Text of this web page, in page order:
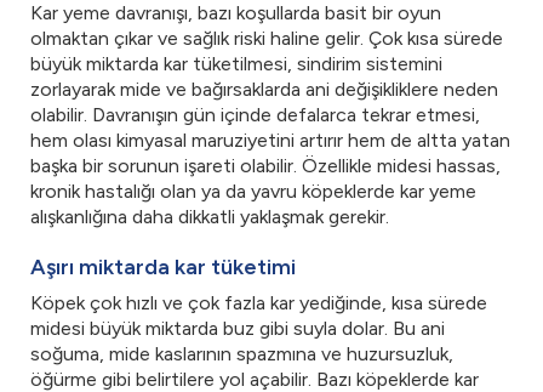
Kar yeme davranışı, bazı koşullarda basit bir oyun
olmaktan çıkar ve sağlık riski haline gelir. Çok kısa sürede
büyük miktarda kar tüketilmesi, sindirim sistemini
zorlayarak mide ve bağırsaklarda ani değişikliklere neden
olabilir. Davranışın gün içinde defalarca tekrar etmesi,
hem olası kimyasal maruziyetini artırır hem de altta yatan
başka bir sorunun işareti olabilir. Özellikle midesi hassas,
kronik hastalığı olan ya da yavru köpeklerde kar yeme
alışkanlığına daha dikkatli yaklaşmak gerekir.
Aşırı miktarda kar tüketimi
Köpek çok hızlı ve çok fazla kar yediğinde, kısa sürede
midesi büyük miktarda buz gibi suyla dolar. Bu ani
soğuma, mide kaslarının spazmına ve huzursuzluk,
öğürme gibi belirtilere yol açabilir. Bazı köpeklerde kar